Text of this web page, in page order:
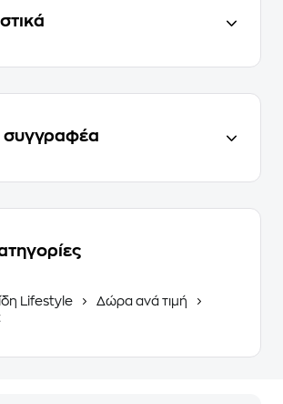
συγγραφέα
Lifestyle
Δώρα ανά τιμή